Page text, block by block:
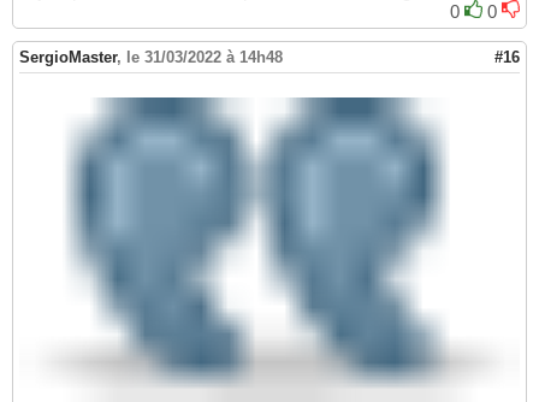
0
0
SergioMaster, le 31/03/2022 à 14h48 #16